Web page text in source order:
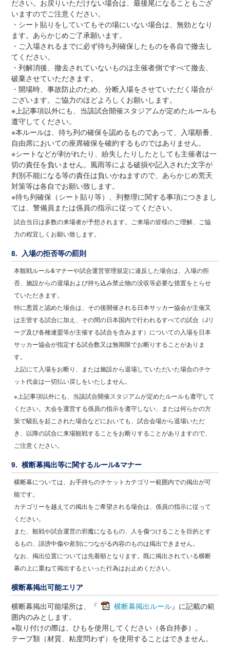
ださい。お戻りいただけない場合は、最後尾になることもござ
いますのでご注意ください。
・シート貼りをしていてもその場にいない場合は、無効となり
ます。あらかじめご了承願います。
・ご入場されるまでに必ず待ち列確保したものを各自で撤去し
てください。
・列解消後、撤去されていないものは主催者側ですべて撤去、
破棄させていただきます。
・開場時、事故防止のため、分断入場をさせていただく場合が
ございます。ご協力のほどよろしくお願いします。
※上記事項以外にも、当該試合開催スタジアムが定めたルールも
遵守してください。
※本ルールは、待ち列の確保を認めるものであって、入場順番、
自由席においての座席確保を確約するものではありません。
※シートなどが剥がれたり、紛失したりしたとしても主催者は一
切の責任を負いません。風雨等による破損や記入された文字が
判別不能になる等の責任は負いかねますので、あらかじめ荒天
対策等は各自でお願い致します。
※待ち列確保（シート貼り等）、列整理に関する事項につきまし
ては、警備員または係員の指示に従ってください。
試合当日は多数の来場者が予想されます。ご来場の皆様のご理解、ご協
力の程宜しくお願い致します。
8. 入場の拒否等の罰則
本観戦ルール&マナーや試合運営管理規定に違反した場合は、入場の拒
否、施設からの退場および持ち込み禁止物の没収等必要な措置をとらせ
ていただきます。
特に悪質と認めた場合は、その後開催される日本サッカー協会が主催又
は主管する試合に加え、その間の日本国内で行われるすべての試合（Jリ
ーグ及び各種連盟等が主催する試合を含みます）についての入場を日本
サッカー協会が指定する試合数又は無期限でお断りすることがありま
す。
上記にて入場をお断り、または施設から退場していただいた場合のチケ
ット代金は一切払い戻しをいたしません。
※上記事項以外にも、当該試合開催スタジアムが定めたルールも遵守して
ください。大会を運営する係員の指示を遵守しない、または何らかの方
策で騒乱を起こされた場合などにおいても、試合会場から退場いただ
き、以降の試合に来場観戦することをお断りすることがありますので、
ご注意ください。
9. 横断幕掲出等に関するルール&マナー
横断幕については、お手持ちのチケットカテゴリー範囲内での掲出が可
能です。
カテゴリーを越えての掲出をご希望される場合は、係員の指示に従って
ください。
また、観戦や試合運営の邪魔になるもの、人を傷つけることを目的とす
るもの、誹謗中傷や差別につながる内容のものは掲出できません。
なお、掲出位置については先着順となります。既に掲出されている横断
幕の上に重ねて掲出するといった行為はお止めください。
横断幕掲出可能エリア
横断幕掲出可能場所は、『
横断幕掲出ルール』に記載の範
囲内のみとします。
※取り付けの際は、ひもを使用してください（各自持参）。
テープ類（材質、粘度問わず）を使用することはできません。